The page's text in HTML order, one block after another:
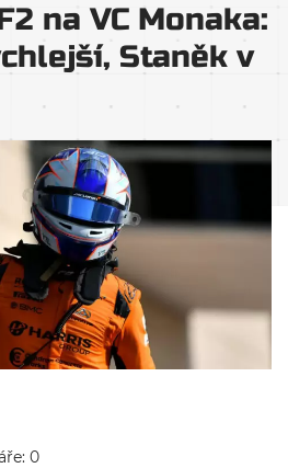
na VC Monaka:
Staněk v
0